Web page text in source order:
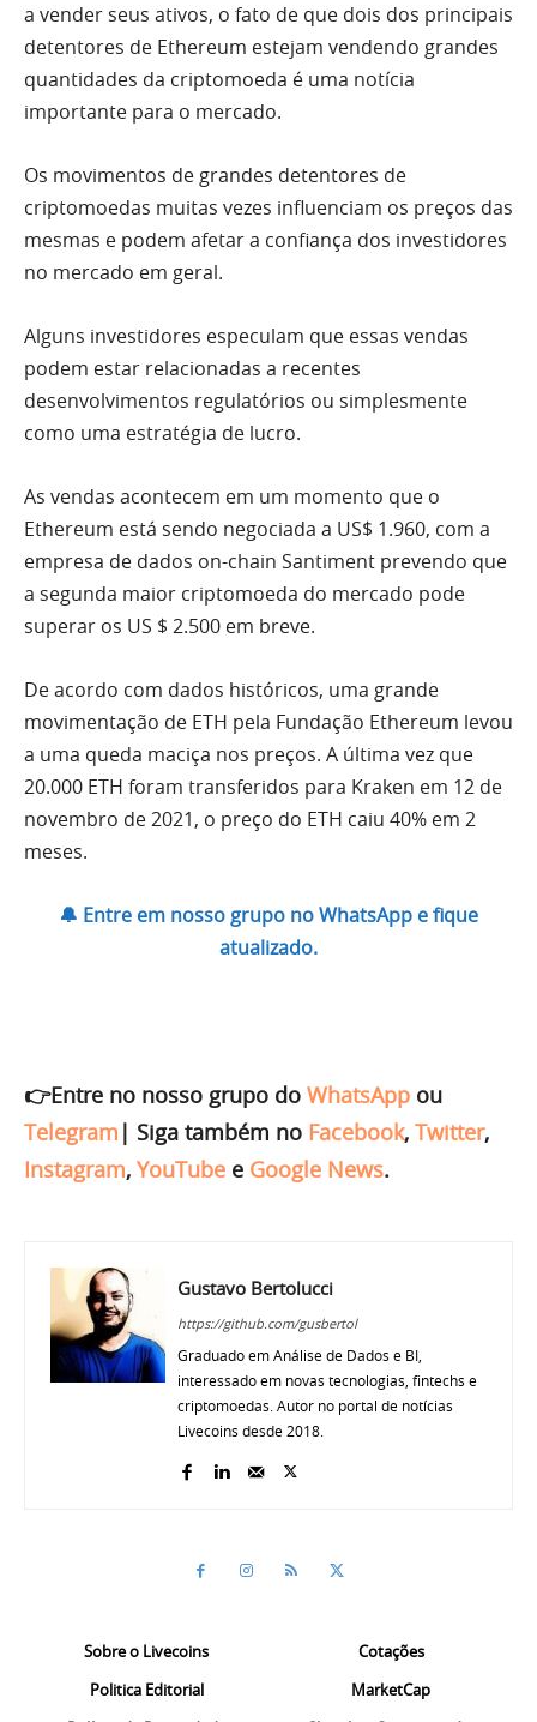
a vender seus ativos, o fato de que dois dos principais
detentores de Ethereum estejam vendendo grandes
quantidades da criptomoeda é uma notícia
importante para o mercado.
Os movimentos de grandes detentores de
criptomoedas muitas vezes influenciam os preços das
mesmas e podem afetar a confiança dos investidores
no mercado em geral.
Alguns investidores especulam que essas vendas
podem estar relacionadas a recentes
desenvolvimentos regulatórios ou simplesmente
como uma estratégia de lucro.
As vendas acontecem em um momento que o
Ethereum está sendo negociada a US$ 1.960, com a
empresa de dados on-chain Santiment prevendo que
a segunda maior criptomoeda do mercado pode
superar os US $ 2.500 em breve.
De acordo com dados históricos, uma grande
movimentação de ETH pela Fundação Ethereum levou
a uma queda maciça nos preços. A última vez que
20.000 ETH foram transferidos para Kraken em 12 de
novembro de 2021, o preço do ETH caiu 40% em 2
meses.
🔔 Entre em nosso grupo no WhatsApp e fique
atualizado.
👉Entre no nosso grupo do WhatsApp ou
Telegram | Siga também no Facebook, Twitter,
Instagram, YouTube e Google News.
Gustavo Bertolucci
https://github.com/gusbertol
Graduado em Análise de Dados e BI,
interessado em novas tecnologias, fintechs e
criptomoedas. Autor no portal de notícias
Livecoins desde 2018.
Sobre o Livecoins
Politica Editorial
Cotações
MarketCap